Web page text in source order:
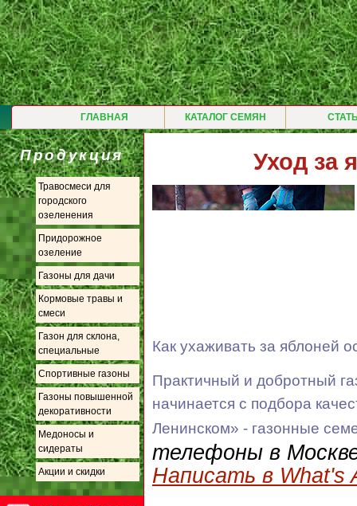
ГЛАВНАЯ КАТАЛОГ СЕМЯН
Продукция
Травосмеси для
городского
озеленения
Придорожное
озеление
Газоны для дачи
Кормовые травы и
смеси
Газон для склона,
специальные
Спортивные газоны
Газоны повышенной
декоративности
Медоносы и
сидераты
Акции и скидки
Уход за
Как ухаживать за яблоней
Практичный и добротный
начинается с подбора
Ленинском» - газонные
телефоны в
Написать в What's